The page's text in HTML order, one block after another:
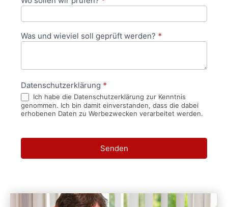
Was und wieviel soll geprüft werden? *
Datenschutzerklärung *
Ich habe die Datenschutzerklärung zur Kenntnis
genommen. Ich bin damit einverstanden, dass die dabei
erhobenen Daten zu Werbezwecken verarbeitet werden.
Senden